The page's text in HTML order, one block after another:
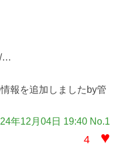
…
報を追加しましたby管
年12月04日 19:40 No.1
4 ♥